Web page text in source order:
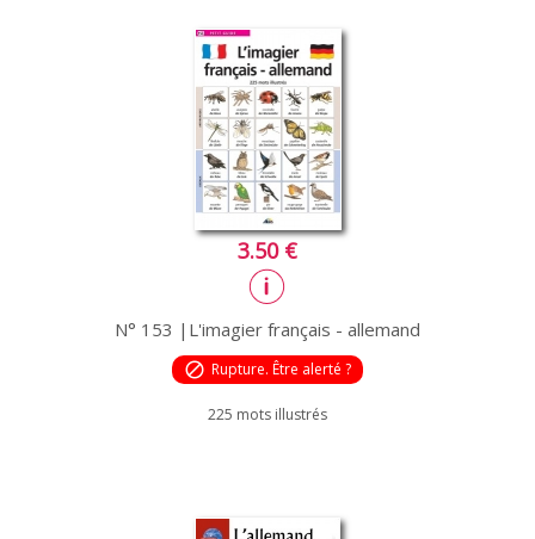
3.50 €
N° 153 |L'imagier français - allemand
block Rupture. Être alerté ?
225 mots illustrés